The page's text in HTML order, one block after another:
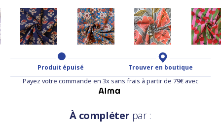
Produit épuisé Trouver en boutique
Payez votre commande en 3x sans frais à partir de 79€ avec
À compléter par :